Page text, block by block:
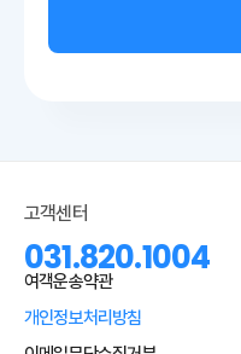
고객센터
031.820.1004
여객운송약관
개인정보처리방침